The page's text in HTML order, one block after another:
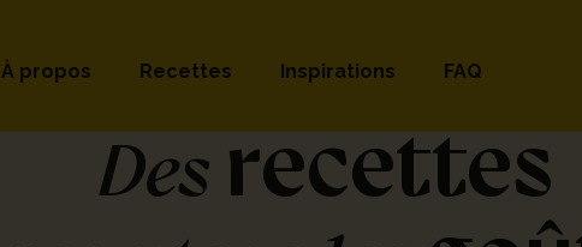
À propos Recettes Inspirations FAQ
Desrecettes